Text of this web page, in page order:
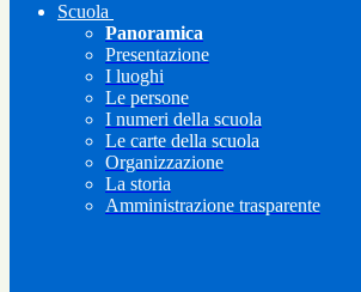
Scuola
Panoramica
Presentazione
I luoghi
Le persone
I numeri della scuola
Le carte della scuola
Organizzazione
La storia
Amministrazione trasparente